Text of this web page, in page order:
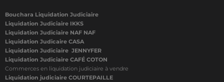
Bouchara Liquidation Judiciaire
Liquidation Judiciaire IKKS
Liquidation Judiciaire NAF NAF
Liquidation Judicaire CASA
Liquidation Judiciaire JENNYFER
Liquidation Judiciaire CAFÉ COTON
Commerces en liquidation judiciaire à vendre
Liquidation judiciaire COURTEPAILLE